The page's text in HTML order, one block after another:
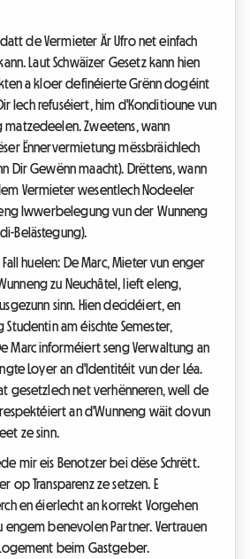
de Vermieter Är Ufro net einfach
Laut Schwäizer Gesetz kann hien
a kloer definéierte Grënn dogéint
Iech refuséiert, him d'Konditioune vun
Zweetens, wann
Ënnervermietung mëssbräichlech
Dir Gewënn maacht). Drëttens, wann
Vermieter wesentlech Nodeeler
Iwwerbelegung vun der Wunneng
Belästegung).
huelen: De Marc, Mieter vun enger
zu Neuchâtel, lieft eleng,
sinn. Hien decidéiert, en
Studentin am éischte Semester,
Marc informéiert seng Verwaltung an
Loyer an d'Identitéit vun der Léa.
gesetzlech net verhënneren, well de
an d'Wunneng wäit dovun
ze sinn.
mir eis Benotzer bei dëse Schrëtt.
op Transparenz ze setzen. E
en éierlecht an korrekt Vorgehen
engem benevolen Partner. Vertrauen
Logement beim Gastgeber.